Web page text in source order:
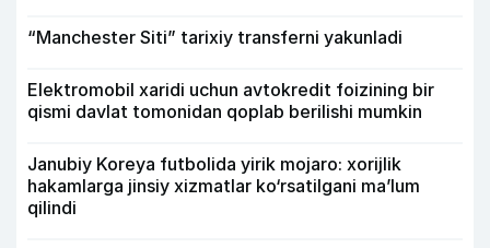
“Manchester Siti” tarixiy transferni yakunladi
Elektromobil xaridi uchun avtokredit foizining bir
qismi davlat tomonidan qoplab berilishi mumkin
Janubiy Koreya futbolida yirik mojaro: xorijlik
hakamlarga jinsiy xizmatlar ko‘rsatilgani ma’lum
qilindi